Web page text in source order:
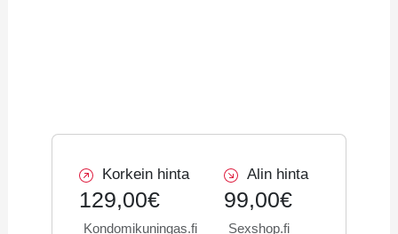
Korkein hinta
129,00€
Kondomikuningas.fi
Alin hinta
99,00€
Sexshop.fi